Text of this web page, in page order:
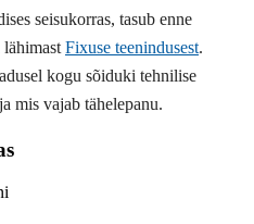
seisukorras, tasub enne
Fixuse teenindusest.
kogu sõiduki tehnilise
mis vajab tähelepanu.